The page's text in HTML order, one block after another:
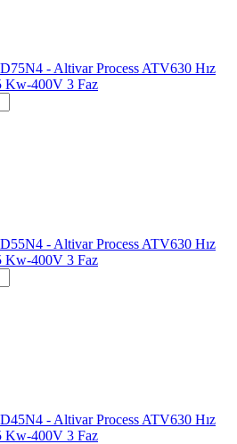
- Altivar Process ATV630 Hız
Kw-400V 3 Faz
- Altivar Process ATV630 Hız
Kw-400V 3 Faz
- Altivar Process ATV630 Hız
Kw-400V 3 Faz